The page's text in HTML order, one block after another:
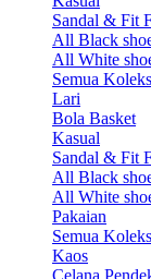
Sandal & Fit
All Black
All White
Semua
Lari
Bola Basket
Kasual
Sandal & Fit
All Black
All White
Pakaian
Semua
Kaos